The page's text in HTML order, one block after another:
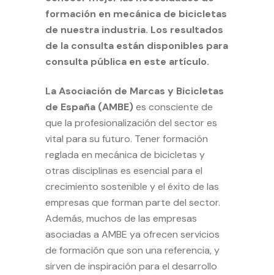
formación en mecánica de bicicletas
de nuestra industria. Los resultados
de la consulta están disponibles para
consulta pública en este artículo.
La Asociación de Marcas y Bicicletas
de España (AMBE)es consciente de
que la profesionalización del sector es
vital para su futuro. Tener formación
reglada en mecánica de bicicletas y
otras disciplinas es esencial para el
crecimiento sostenible y el éxito de las
empresas que forman parte del sector.
Además, muchos de las empresas
asociadas a AMBE ya ofrecen servicios
de formación que son una referencia, y
sirven de inspiración para el desarrollo